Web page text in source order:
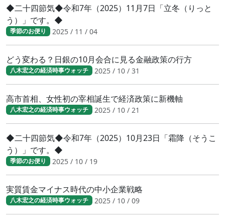
◆二十四節気◆令和7年（2025）11月7日「立冬（りっと
う）」です。◆
季節のお便り 2025 / 11 / 04
どう変わる？日銀の10月会合に見る金融政策の行方
八木宏之の経済時事ウォッチ 2025 / 10 / 31
高市首相、女性初の宰相誕生で経済政策に新機軸
八木宏之の経済時事ウォッチ 2025 / 10 / 21
◆二十四節気◆令和7年（2025）10月23日「霜降（そうこ
う）」です。◆
季節のお便り 2025 / 10 / 19
実質賃金マイナス時代の中小企業戦略
八木宏之の経済時事ウォッチ 2025 / 10 / 09